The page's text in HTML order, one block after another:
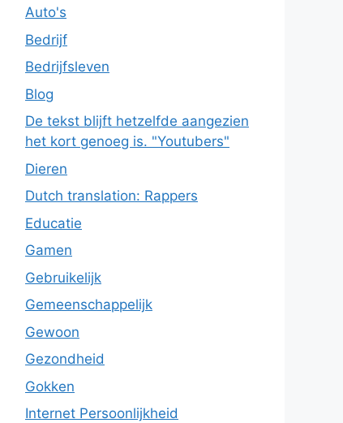
Auto's
Bedrijf
Bedrijfsleven
Blog
De tekst blijft hetzelfde aangezien
het kort genoeg is. "Youtubers"
Dieren
Dutch translation: Rappers
Educatie
Gamen
Gebruikelijk
Gemeenschappelijk
Gewoon
Gezondheid
Gokken
Internet Persoonlijkheid